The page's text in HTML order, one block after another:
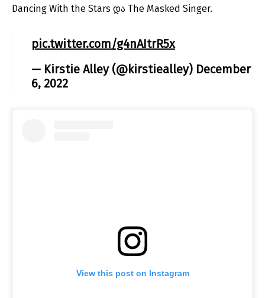
Dancing With the Stars და The Masked Singer.
pic.twitter.com/g4nAItrR5x
— Kirstie Alley (@kirstiealley) December
6, 2022
View this post on Instagram